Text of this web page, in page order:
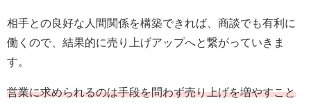
相手との良好な人間関係を構築できれば、商談でも有利に
働くので、結果的に売り上げアップへと繋がっていきま
す。
営業に求められるのは手段を問わず売り上げを増やすこと